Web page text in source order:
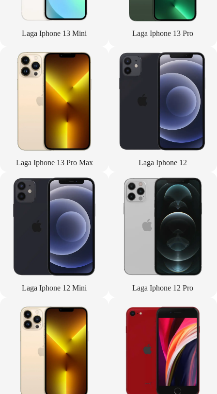
Laga Iphone 13 Mini Laga Iphone 13 Pro
Laga Iphone 13 Pro Max Laga Iphone 12
Laga Iphone 12 Mini Laga Iphone 12 Pro